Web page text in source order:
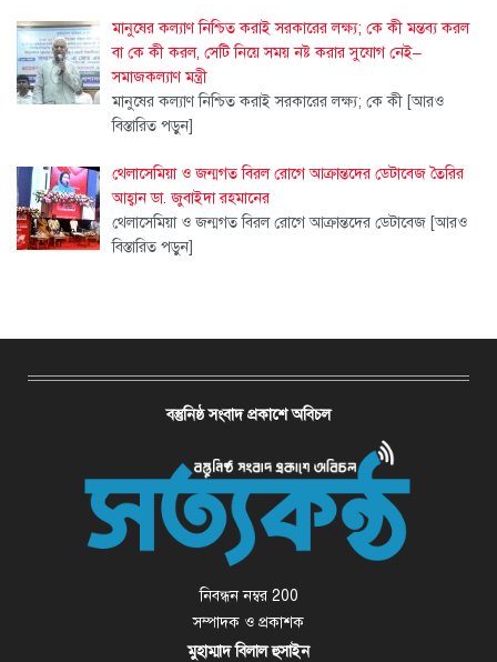
মানুষের কল্যাণ নিশ্চিত করাই সরকারের লক্ষ্য; কে কী মন্তব্য করল
বা কে কী করল, সেটি নিয়ে সময় নষ্ট করার সুযোগ নেই–
সমাজকল্যাণ মন্ত্রী
মানুষের কল্যাণ নিশ্চিত করাই সরকারের লক্ষ্য; কে কী [আরও
বিস্তারিত পড়ুন]
থেলাসেমিয়া ও জন্মগত বিরল রোগে আক্রান্তদের ডেটাবেজ তৈরির
আহ্বান ডা. জুবাইদা রহমানের
থেলাসেমিয়া ও জন্মগত বিরল রোগে আক্রান্তদের ডেটাবেজ [আরও
বিস্তারিত পড়ুন]
বস্তুনিষ্ঠ সংবাদ প্রকাশে অবিচল
নিবন্ধন নম্বর 200
সম্পাদক ও প্রকাশক
মুহাম্মাদ বিলাল হুসাইন